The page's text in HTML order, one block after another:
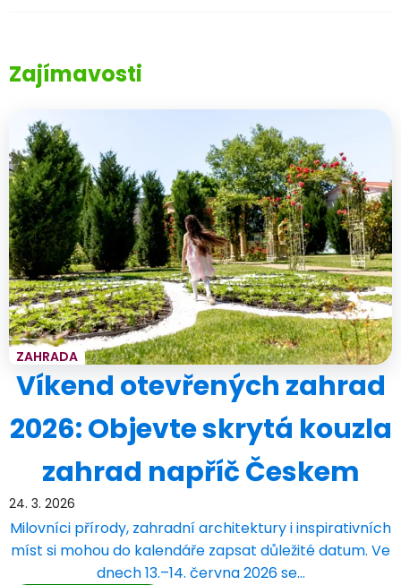
Zajímavosti
ZAHRADA
Víkend otevřených zahrad
2026: Objevte skrytá kouzla
zahrad napříč Českem
24. 3. 2026
Milovníci přírody, zahradní architektury i inspirativních
míst si mohou do kalendáře zapsat důležité datum. Ve
dnech 13.–14. června 2026 se…